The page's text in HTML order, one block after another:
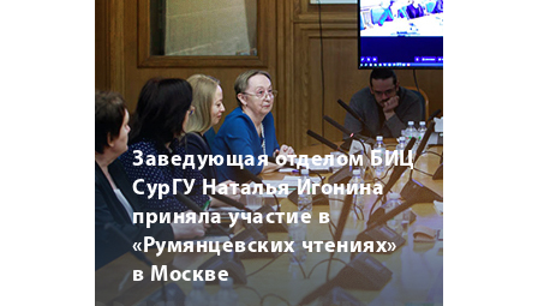
Заведующая отделом БИЦ
СурГУ Наталья Игонина
приняла участие в
«Румянцевских чтениях»
в Москве